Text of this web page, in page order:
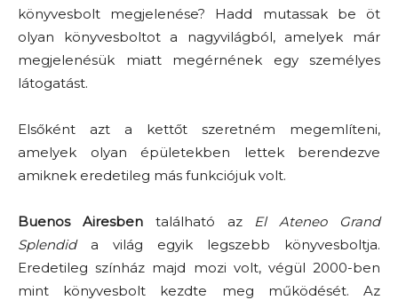
könyvesbolt megjelenése? Hadd mutassak be öt
olyan könyvesboltot a nagyvilágból, amelyek már
megjelenésük miatt megérnének egy személyes
látogatást.
Elsőként azt a kettőt szeretném megemlíteni,
amelyek olyan épületekben lettek berendezve
amiknek eredetileg más funkciójuk volt.
Buenos Airesbentalálható az El Ateneo Grand
Splendida világ egyik legszebb könyvesboltja.
Eredetileg színház majd mozi volt, végül 2000-ben
mint könyvesbolt kezdte meg működését. Az